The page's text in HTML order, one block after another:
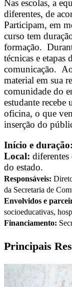
Nas escolas, a
diferentes, de
Participam, em
curso tem
formação.
técnicas e etapas
comunicação.
material em sua
comunidade do
estudante recebe
oficina, o que
inserção do
Início e duração:
Local:
do estado.
Responsáveis:
da Secretaria de
Envolvidos e
socioeducativas,
Financiamento:
Principais